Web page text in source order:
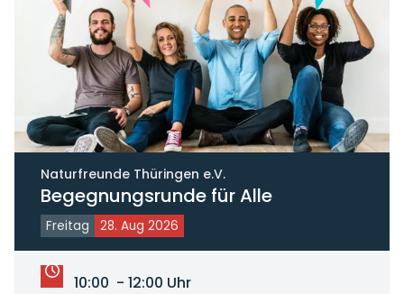
Naturfreunde Thüringen e.V.
Begegnungsrunde für Alle
Freitag 28. Aug 2026
10:00 - 12:00 Uhr